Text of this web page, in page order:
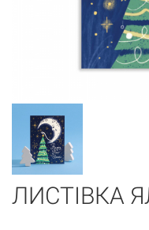
ЛИСТІВКА